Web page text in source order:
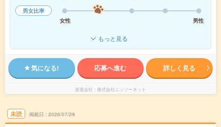
男女比率
女性
男性
もっと見る
気になる! 応募へ進む 詳しく見る
派遣会社 株式会社ニッソーネット
未読 掲載日 2026/07/29